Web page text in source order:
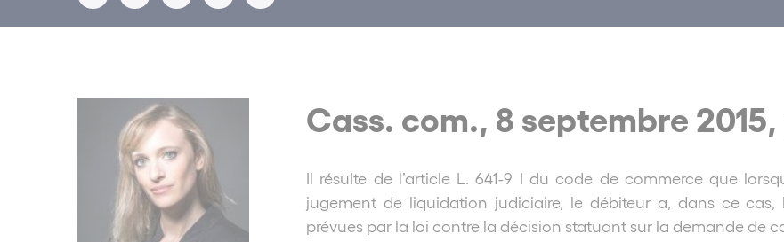
Cass. com., 8 septembre 2015,
Il résulte de l’article L. 641-9 I du code de commerce que
jugement de liquidation judiciaire, le débiteur a, dans ce cas,
prévues par la loi contre la décision statuant sur la demande de